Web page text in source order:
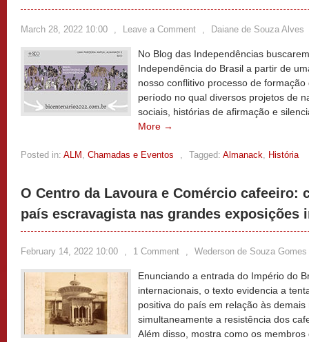
March 28, 2022 10:00 , Leave a Comment , Daiane de Souza Alves
No Blog das Independências
Independência do Brasil a partir de
nosso conflitivo processo de
período no qual diversos projetos de
sociais, histórias de afirmação e
More →
Posted in: ALM , Chamadas e Eventos , Tagged: Almanack, História
O Centro da Lavoura e Comércio cafeeiro:
país escravagista nas grandes exposições
February 14, 2022 10:00 , 1 Comment , Wederson de Souza Gomes
Enunciando a entrada do Império do
internacionais, o texto evidencia a
positiva do país em relação às
simultaneamente a resistência dos
Além disso, mostra como os